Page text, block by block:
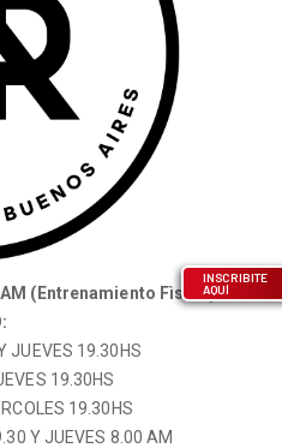
(Entrenamiento Fìsico)
JUEVES 19.30HS
19.30HS
19.30HS
Y JUEVES 8.00 AM
INSCRIBITE
AQUÍ